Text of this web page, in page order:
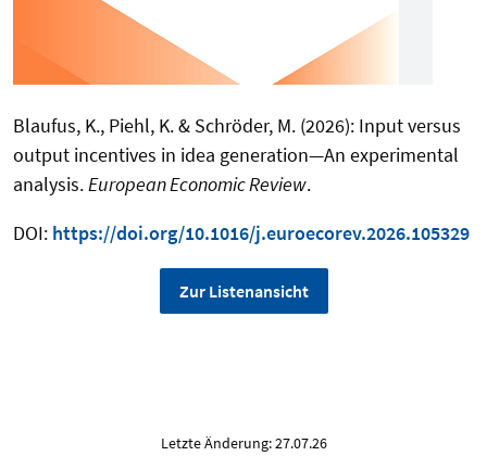
Blaufus, K., Piehl, K. & Schröder, M. (2026): Input versus
output incentives in idea generation—An experimental
analysis.European Economic Review.
DOI: https://doi.org/10.1016/j.euroecorev.2026.105329
Zur Listenansicht
Letzte Änderung: 27.07.26